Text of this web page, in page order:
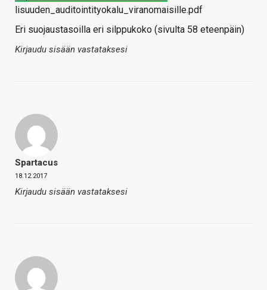
lisuuden_auditointityokalu_viranomaisille.pdf
Eri suojaustasoilla eri silppukoko (sivulta 58 eteenpäin)
Kirjaudu sisään vastataksesi
Spartacus
18.12.2017
Kirjaudu sisään vastataksesi